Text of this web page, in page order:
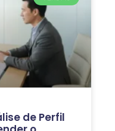
de Perfil